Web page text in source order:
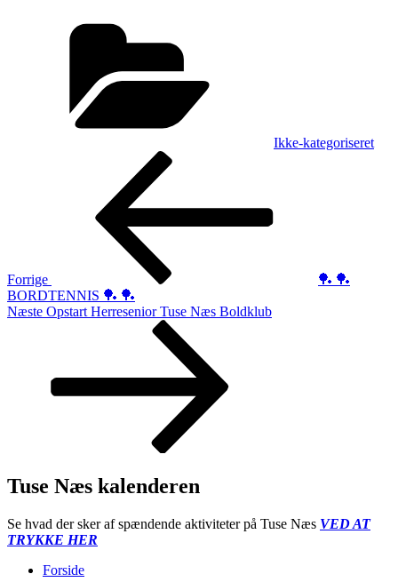
Ikke-kategoriseret
Indlægsnavigation
Forrige
🏓 🏓
BORDTENNIS 🏓 🏓
Næste
Næste Opstart Herresenior Tuse Næs Boldklub
Tuse Næs kalenderen
Se hvad der sker af spændende aktiviteter på Tuse Næs VED AT
TRYKKE HER
Forside